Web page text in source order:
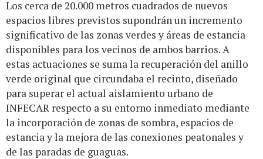
Los cerca de 20.000 metros cuadrados de nuevos
espacios libres previstos supondrán un incremento
significativo de las zonas verdes y áreas de estancia
disponibles para los vecinos de ambos barrios. A
estas actuaciones se suma la recuperación del anillo
verde original que circundaba el recinto, diseñado
para superar el actual aislamiento urbano de
INFECAR respecto a su entorno inmediato mediante
la incorporación de zonas de sombra, espacios de
estancia y la mejora de las conexiones peatonales y
de las paradas de guaguas.